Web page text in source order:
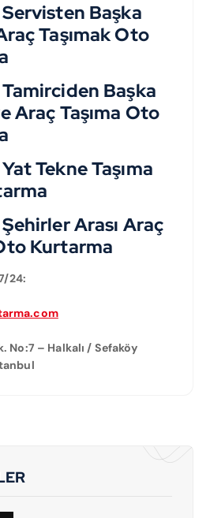
Başka
Taşımak Oto
Başka
Araç Taşıma Oto
Tekne Taşıma
Arası Araç
Kurtarma
24:
No:7 – Halkalı / Sefaköy